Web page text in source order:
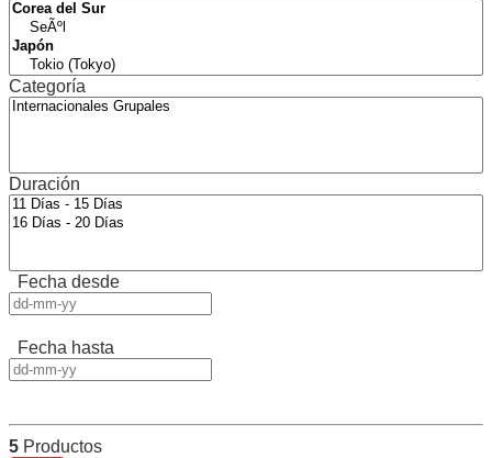
Categoría
Duración
Fecha desde
Fecha hasta
5 Productos